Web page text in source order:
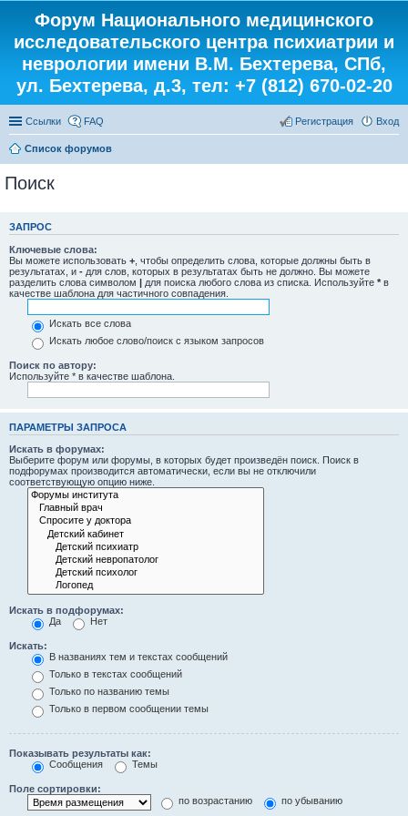
Форум Национального медицинского
исследовательского центра психиатрии и
неврологии имени В.М. Бехтерева, СПб,
ул. Бехтерева, д.3, тел: +7 (812) 670-02-20
Ссылки FAQ Вход
Регистрация
Список форумов
Поиск
ЗАПРОС
Ключевые слова:
Вы можете использовать + , чтобы определить слова, которые должны быть в
результатах, и - для слов, которых в результатах быть не должно. Вы можете
разделить слова символом | для поиска любого слова из списка. Используйте * в
качестве шаблона для частичного совпадения.
Искать все слова
Искать любое слово/поиск с языком запросов
Поиск по автору:
Используйте * в качестве шаблона.
ПАРАМЕТРЫ ЗАПРОСА
Искать в форумах:
Выберите форум или форумы, в которых будет произведён поиск. Поиск в
подфорумах производится автоматически, если вы не отключили
соответствующую опцию ниже.
Искать в подфорумах:
Да
Нет
Искать:
В названиях тем и текстах сообщений
Только в текстах сообщений
Только по названию темы
Только в первом сообщении темы
Показывать результаты как:
Сообщения
Темы
Поле сортировки:
по возрастанию
по убыванию